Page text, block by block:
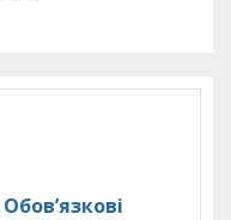
Обов’язкові